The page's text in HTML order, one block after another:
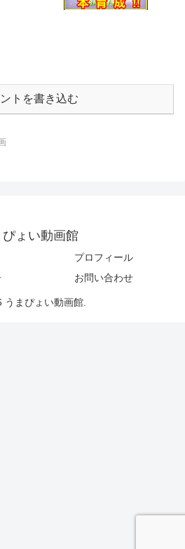
トを書き込む
ぴょい動画館
プロフィール
お問い合わせ
うまぴょい動画館.